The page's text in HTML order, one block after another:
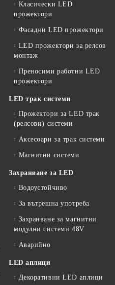
Класически LED
прожектори
Фасадни LED прожектори
LED прожектори за релсов
монтаж
Преносими работни LED
прожектори
LED трак системи
Прожектори за LED трак
(релсови) системи
Аксесоари за трак системи
Магнитни системи
Захранване за LED
Водоустойчиво
За вътрешна употреба
Захранване за магнитни
модулни системи 48V
Аварийно
LED аплици
Декоративни LED аплици